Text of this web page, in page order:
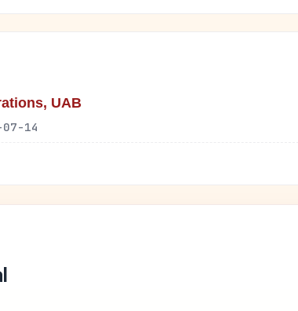
UAB
14